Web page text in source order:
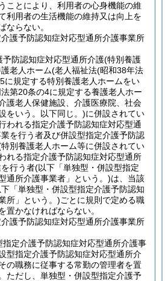
ことにより、利用者の心身機能の維
利用者の生活機能の維持又は向上を
ならない。
護予防認知症対応型通所介護事業所
予防認知症対応型通所介護(特別養護
老人ホーム(老人福祉法(昭和38年法
に規定する特別養護老人ホームをい
法第20条の4に規定する養護老人ホー
護老人保健施設、介護医療院、社会
をいう。以下同じ。)に併設されてい
われる指定介護予防認知症対応型通
を行う者及び併設型指定介護予防認
別養護老人ホーム等に併設されてい
れる指定介護予防認知症対応型通所
行う者(以下「単独型・併設型指定
通所介護事業者」という。)は、当該
「単独型・併設型指定介護予防認知
所」という。)ごとに規則で定める職
置かなければならない。
護予防認知症対応型通所介護事業所
指定介護予防認知症対応型通所介護事
型指定介護予防認知症対応型通所介
の職務に従事する常勤の管理者を置
ただし、単独型・併設型指定介護予